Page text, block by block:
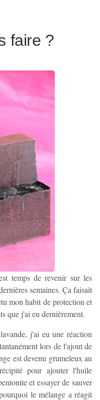
faire ?
temps de revenir sur les
semaines. Ça faisait
mon habit de protection et
que j'ai eu dernièrement.
j'ai eu une réaction
lors de l'ajout de
est devenu grumeleux au
pour ajouter l'huile
et essayer de sauver
le mélange a réagit